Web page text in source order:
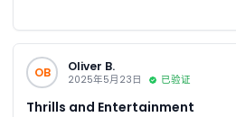
OB Oliver B.
2025年5月23日 已验证
Thrills and Entertainment